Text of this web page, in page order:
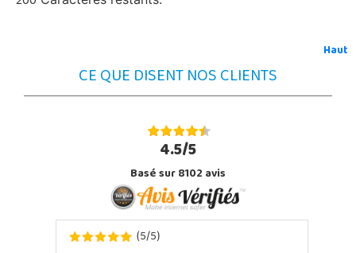
Haut
CE QUE DISENT NOS CLIENTS
4.5/5
Basé sur 8102 avis
(5/5)